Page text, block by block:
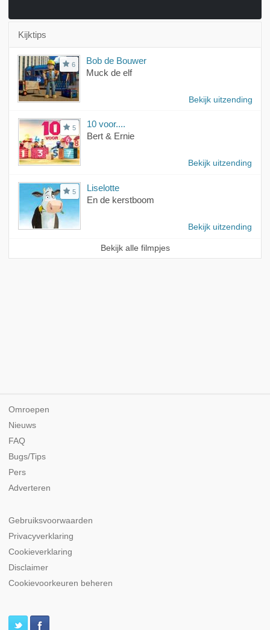
Kijktips
6
Bob de Bouwer
Muck de elf
Bekijk uitzending
5
10 voor....
Bert & Ernie
Bekijk uitzending
5
Liselotte
En de kerstboom
Bekijk uitzending
Bekijk alle filmpjes
Omroepen
Nieuws
FAQ
Bugs/Tips
Pers
Adverteren
Gebruiksvoorwaarden
Privacyverklaring
Cookieverklaring
Disclaimer
Cookievoorkeuren beheren